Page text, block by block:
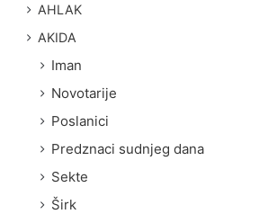
AHLAK
AKIDA
Iman
Novotarije
Poslanici
Predznaci sudnjeg dana
Sekte
Širk